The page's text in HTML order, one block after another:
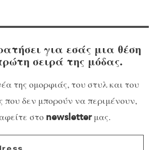
για εσάς μια θέση
σειρά της μόδας.
της ομορφιάς, του στυλ και του
που δεν μπορούν να περιμένουν,
στο newsletterμας.